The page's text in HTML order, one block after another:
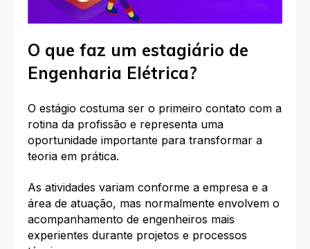
O que faz um estagiário de
Engenharia Elétrica?
O estágio costuma ser o primeiro contato com a
rotina da profissão e representa uma
oportunidade importante para transformar a
teoria em prática.
As atividades variam conforme a empresa e a
área de atuação, mas normalmente envolvem o
acompanhamento de engenheiros mais
experientes durante projetos e processos